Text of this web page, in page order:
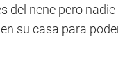
del nene pero
su casa para